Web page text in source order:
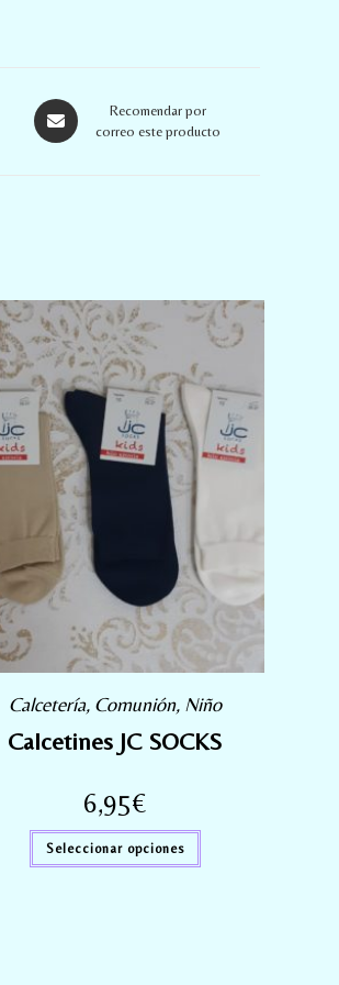
Recomendar por
correo este producto
Calcetería, Comunión, Niño
Calcetines JC SOCKS
6,95€
Seleccionar opciones